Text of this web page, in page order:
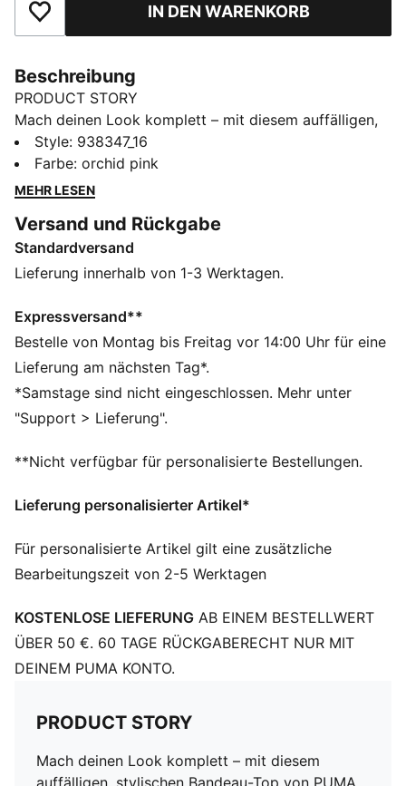
Zu Favoriten hinzufügenIN DEN WARENKORB
Beschreibung
PRODUCT STORY
Mach deinen Look komplett – mit diesem auffälligen,
stylischen Bandeau-Top von PUMA. Der weiche,
strapazierfähige Stoff ist chlorbeständig und daher
langlebig und strapazierfähig. Zu den Highlights
Stoffschicht, herausnehmbare Körbchen für eine
verstellbare Passform und abnehmbare Schultergurte.
Ein Bandeau-Top, mit dem du dich garantiert von der
DETAILS
Herausnehmbare Polster
Strapazierfähiges Gewebe mit weicher Haptik
Chlorbeständig
Abnehmbarer Schulterriemen
Vollständig gefüttert
PUMA Branding-Details
Style: 938347_16
Farbe: orchid pink
MEHR LESEN
Versand und Rückgabe
Standardversand
Lieferung innerhalb von 1-3 Werktagen.
Expressversand**
Bestelle von Montag bis Freitag vor 14:00 Uhr für eine
Lieferung am nächsten Tag*.
*Samstage sind nicht eingeschlossen. Mehr unter
"Support > Lieferung".
**Nicht verfügbar für personalisierte Bestellungen.
Lieferung personalisierter Artikel*
Für personalisierte Artikel gilt eine zusätzliche
Bearbeitungszeit von 2-5 Werktagen
KOSTENLOSE LIEFERUNG AB EINEM BESTELLWERT
ÜBER 50 €. 60 TAGE RÜCKGABERECHT NUR MIT
DEINEM PUMA KONTO.
PRODUCT STORY
Mach deinen Look komplett – mit diesem
auffälligen, stylischen Bandeau-Top von PUMA.